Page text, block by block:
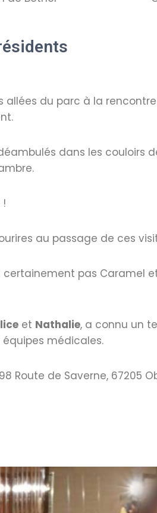
du parc à la
dans les couloirs
au passage de ces
certainement pas
et Nathalie, a connu un
médicales.
Route de Saverne, 67205